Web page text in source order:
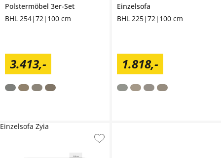
Polstermöbel 3er-Set
BHL 254|72|100 cm
3.413,-
Einzelsofa
BHL 225|72|100 cm
1.818,-
Einzelsofa Zyia